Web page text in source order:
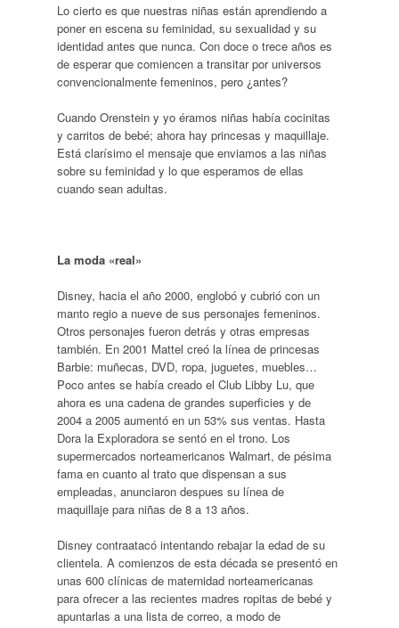
Lo cierto es que nuestras niñas están aprendiendo a
poner en escena su feminidad, su sexualidad y su
identidad antes que nunca. Con doce o trece años es
de esperar que comiencen a transitar por universos
convencionalmente femeninos, pero ¿antes?
Cuando Orenstein y yo éramos niñas había cocinitas
y carritos de bebé; ahora hay princesas y maquillaje.
Está clarísimo el mensaje que enviamos a las niñas
sobre su feminidad y lo que esperamos de ellas
cuando sean adultas.
La moda «real»
Disney, hacia el año 2000, englobó y cubrió con un
manto regio a nueve de sus personajes femeninos.
Otros personajes fueron detrás y otras empresas
también. En 2001 Mattel creó la línea de princesas
Barbie: muñecas, DVD, ropa, juguetes, muebles…
Poco antes se había creado el Club Libby Lu, que
ahora es una cadena de grandes superficies y de
2004 a 2005 aumentó en un 53% sus ventas. Hasta
Dora la Exploradora se sentó en el trono. Los
supermercados norteamericanos Walmart, de pésima
fama en cuanto al trato que dispensan a sus
empleadas, anunciaron despues su línea de
maquillaje para niñas de 8 a 13 años.
Disney contraatacó intentando rebajar la edad de su
clientela. A comienzos de esta década se presentó en
unas 600 clínicas de maternidad norteamericanas
para ofrecer a las recientes madres ropitas de bebé y
apuntarlas a una lista de correo, a modo de